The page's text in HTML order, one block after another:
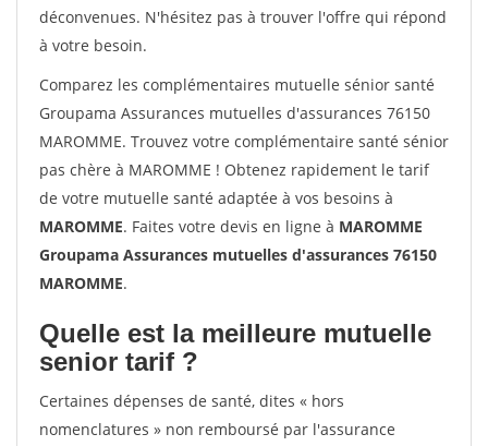
déconvenues. N'hésitez pas à trouver l'offre qui répond
à votre besoin.
Comparez les complémentaires mutuelle sénior santé
Groupama Assurances mutuelles d'assurances 76150
MAROMME. Trouvez votre complémentaire santé sénior
pas chère à MAROMME ! Obtenez rapidement le tarif
de votre mutuelle santé adaptée à vos besoins à
MAROMME. Faites votre devis en ligne à MAROMME
Groupama Assurances mutuelles d'assurances 76150
MAROMME.
Quelle est la meilleure mutuelle
senior tarif ?
Certaines dépenses de santé, dites « hors
nomenclatures » non remboursé par l'assurance